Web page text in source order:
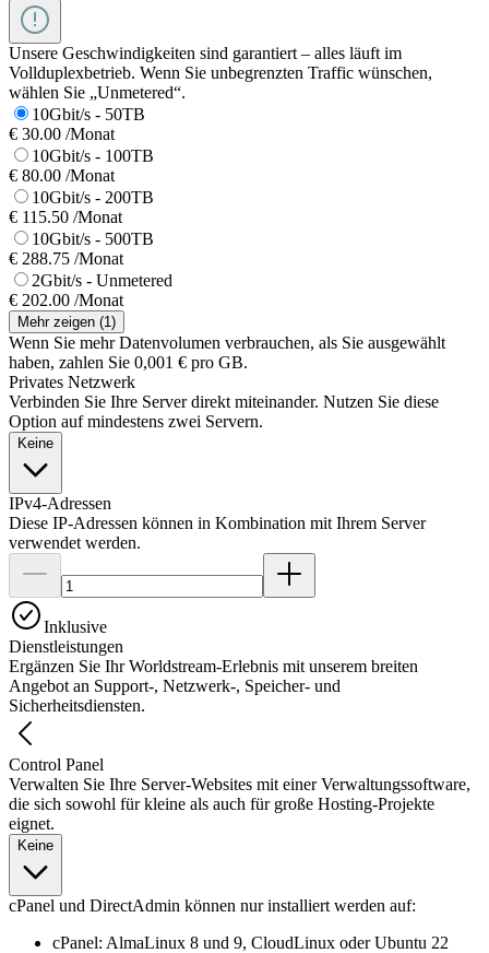
Unsere Geschwindigkeiten sind garantiert – alles läuft im
Vollduplexbetrieb. Wenn Sie unbegrenzten Traffic wünschen,
wählen Sie „Unmetered“.
10Gbit/s - 50TB
€ 30.00 /Monat
10Gbit/s - 100TB
€ 80.00 /Monat
10Gbit/s - 200TB
€ 115.50 /Monat
10Gbit/s - 500TB
€ 288.75 /Monat
2Gbit/s - Unmetered
€ 202.00 /Monat
Mehr zeigen (1)
Wenn Sie mehr Datenvolumen verbrauchen, als Sie ausgewählt
haben, zahlen Sie 0,001 € pro GB.
Privates Netzwerk
Verbinden Sie Ihre Server direkt miteinander. Nutzen Sie diese
Option auf mindestens zwei Servern.
Keine
IPv4-Adressen
Diese IP-Adressen können in Kombination mit Ihrem Server
verwendet werden.
Inklusive
Dienstleistungen
Ergänzen Sie Ihr Worldstream-Erlebnis mit unserem breiten
Angebot an Support-, Netzwerk-, Speicher- und
Sicherheitsdiensten.
Control Panel
Verwalten Sie Ihre Server-Websites mit einer Verwaltungssoftware,
die sich sowohl für kleine als auch für große Hosting-Projekte
eignet.
Keine
cPanel und DirectAdmin können nur installiert werden auf:
cPanel: AlmaLinux 8 und 9, CloudLinux oder Ubuntu 22